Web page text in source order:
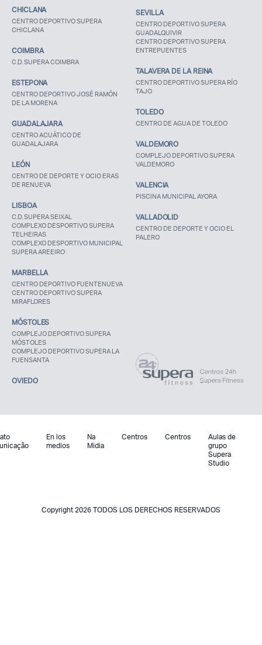
CHICLANA
CENTRO DEPORTIVO SUPERA
CHICLANA
COIMBRA
C.D. SUPERA COIMBRA
ESTEPONA
CENTRO DEPORTIVO JOSÉ RAMÓN
DE LA MORENA
GUADALAJARA
CENTRO ACUÁTICO DE
GUADALAJARA
LEÓN
CENTRO DE DEPORTE Y OCIO ERAS
DE RENUEVA
LISBOA
C.D. SUPERA SEIXAL
COMPLEXO DESPORTIVO SUPERA
TELHEIRAS
COMPLEXO DESPORTIVO MUNICIPAL
SUPERA AREEIRO
MARBELLA
CENTRO DEPORTIVO FUENTENUEVA
CENTRO DEPORTIVO SUPERA
MIRAFLORES
MÓSTOLES
COMPLEJO DEPORTIVO SUPERA
MÓSTOLES
COMPLEJO DEPORTIVO SUPERA LA
FUENSANTA
OVIEDO
SEVILLA
CENTRO DEPORTIVO SUPERA
GUADALQUIVIR
CENTRO DEPORTIVO SUPERA
ENTREPUENTES
TALAVERA DE LA REINA
CENTRO DEPORTIVO SUPERA RÍO
TAJO
TOLEDO
CENTRO DE AGUA DE TOLEDO
VALDEMORO
COMPLEJO DEPORTIVO SUPERA
VALDEMORO
VALENCIA
PISCINA MUNICIPAL AYORA
VALLADOLID
CENTRO DE DEPORTE Y OCIO EL
PALERO
En los
medios
Na
Midia
Centros Centros
Aulas de
grupo
Supera
Studio
Copyright 2026 TODOS LOS DERECHOS RESERVADOS